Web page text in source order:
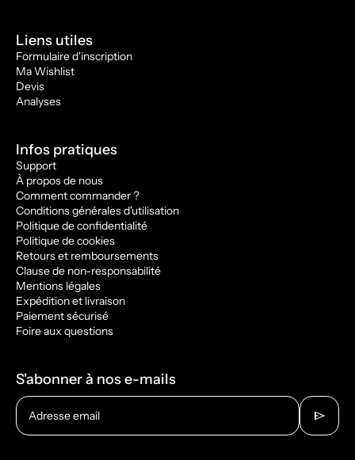
Liens utiles
Formulaire d'inscription
Ma Wishlist
Devis
Analyses
Infos pratiques
Support
À propos de nous
Comment commander ?
Conditions générales d'utilisation
Politique de confidentialité
Politique de cookies
Retours et remboursements
Clause de non-responsabilité
Mentions légales
Expédition et livraison
Paiement sécurisé
Foire aux questions
S'abonner à nos e-mails
Adresse email send